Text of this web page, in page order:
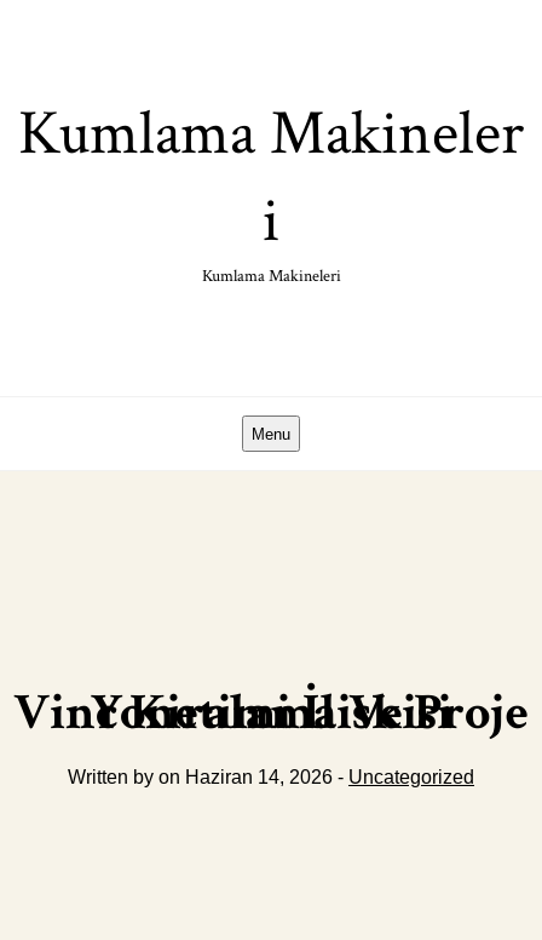
Kumlama Makineler
i
Kumlama Makineleri
Menu
Vinc Kiralama Ve Proje Yonetimi İliskisi
Written by on Haziran 14, 2026 - Uncategorized